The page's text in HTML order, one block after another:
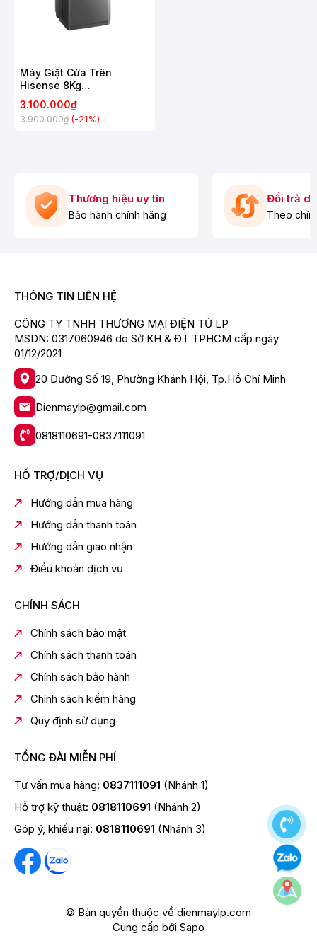
Máy Giặt Cửa Trên
Hisense 8Kg
WTZQ8012UT
3.100.000₫
3.900.000₫ (-21%)
Thương hiệu uy tín
Bảo hành chính hãng
Đổi trả
Theo
THÔNG TIN LIÊN HỆ
CÔNG TY TNHH THƯƠNG MẠI ĐIỆN TỬ LP
MSDN: 0317060946 do Sở KH & ĐT TPHCM cấp ngày
01/12/2021
20 Đường Số 19, Phường Khánh Hội, Tp.Hồ Chí Minh
Dienmaylp@gmail.com
0818110691-0837111091
HỖ TRỢ/DỊCH VỤ
Hướng dẫn mua hàng
Hướng dẫn thanh toán
Hướng dẫn giao nhận
Điều khoản dịch vụ
CHÍNH SÁCH
Chính sách bảo mật
Chính sách thanh toán
Chính sách bảo hành
Chính sách kiểm hàng
Quy định sử dụng
TỔNG ĐÀI MIỄN PHÍ
Tư vấn mua hàng: 0837111091 (Nhánh 1)
Hỗ trợ kỹ thuật: 0818110691 (Nhánh 2)
Góp ý, khiếu nại: 0818110691 (Nhánh 3)
© Bản quyền thuộc về dienmaylp.com
Cung cấp bởi Sapo